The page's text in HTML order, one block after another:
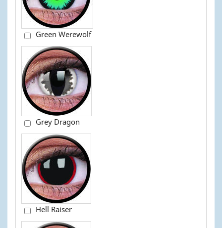
Green Werewolf
Grey Dragon
Hell Raiser